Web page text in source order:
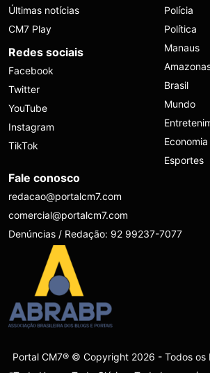
Últimas notícias
CM7 Play
Redes sociais
Facebook
Twitter
YouTube
Instagram
TikTok
Polícia
Política
Manaus
Brasil
Mundo
Economia
Esportes
Fale conosco
redacao@portalcm7.com
comercial@portalcm7.com
Denúncias / Redação: 92 99237-7077
Portal CM7® © Copyright 2026 - Todos os